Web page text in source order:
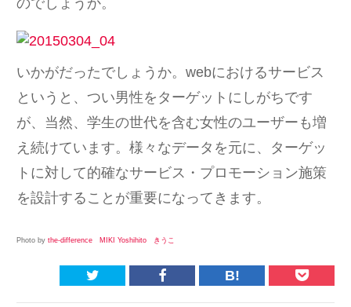
のでしょうか。
いかがだったでしょうか。webにおけるサービス
というと、つい男性をターゲットにしがちです
が、当然、学生の世代を含む女性のユーザーも増
え続けています。様々なデータを元に、ターゲッ
トに対して的確なサービス・プロモーション施策
を設計することが重要になってきます。
Photo by the-difference MIKI Yoshihito きうこ
B!